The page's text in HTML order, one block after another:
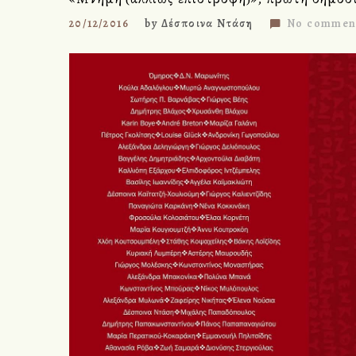
20/12/2016 by Δέσποινα Ντάση No